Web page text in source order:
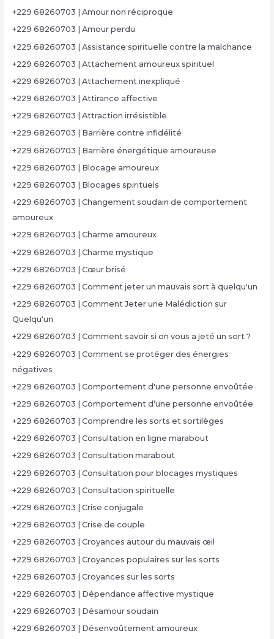
+229 68260703 | Amour non réciproque
+229 68260703 | Amour perdu
+229 68260703 | Assistance spirituelle contre la malchance
+229 68260703 | Attachement amoureux spirituel
+229 68260703 | Attachement inexpliqué
+229 68260703 | Attirance affective
+229 68260703 | Attraction irrésistible
+229 68260703 | Barrière contre infidélité
+229 68260703 | Barrière énergétique amoureuse
+229 68260703 | Blocage amoureux
+229 68260703 | Blocages spirituels
+229 68260703 | Changement soudain de comportement
amoureux
+229 68260703 | Charme amoureux
+229 68260703 | Charme mystique
+229 68260703 | Cœur brisé
+229 68260703 | Comment jeter un mauvais sort à quelqu'un
+229 68260703 | Comment Jeter une Malédiction sur
Quelqu'un
+229 68260703 | Comment savoir si on vous a jeté un sort ?
+229 68260703 | Comment se protéger des énergies
négatives
+229 68260703 | Comportement d'une personne envoûtée
+229 68260703 | Comportement d’une personne envoûtée
+229 68260703 | Comprendre les sorts et sortilèges
+229 68260703 | Consultation en ligne marabout
+229 68260703 | Consultation marabout
+229 68260703 | Consultation pour blocages mystiques
+229 68260703 | Consultation spirituelle
+229 68260703 | Crise conjugale
+229 68260703 | Crise de couple
+229 68260703 | Croyances autour du mauvais œil
+229 68260703 | Croyances populaires sur les sorts
+229 68260703 | Croyances sur les sorts
+229 68260703 | Dépendance affective mystique
+229 68260703 | Désamour soudain
+229 68260703 | Désenvoûtement amoureux